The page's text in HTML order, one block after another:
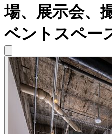
場、展示会、
ベントスペー